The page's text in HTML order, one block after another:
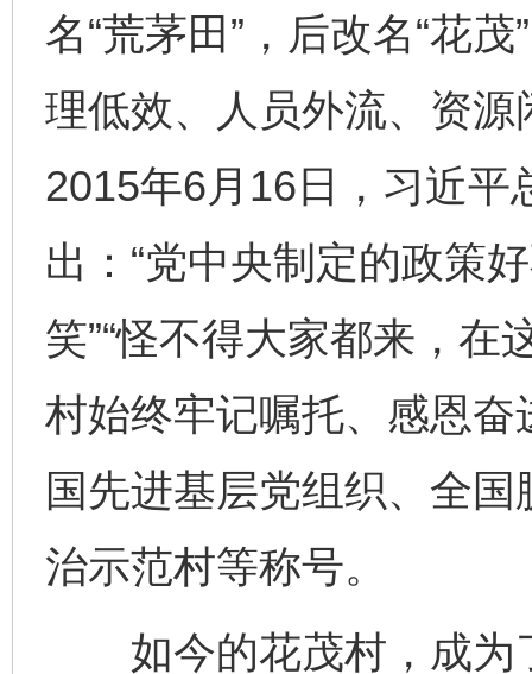
名“荒茅田”，后改名“花
理低效、人员外流、资
2015年6月16日，习近平
出：“党中央制定的政策
笑”“怪不得大家都来，在
村始终牢记嘱托、感恩
国先进基层党组织、全
治示范村等称号。
如今的花茂村，成为
东山县通报“牛蛙产品抗生素超标问题” 法
千年窑火 生生不息